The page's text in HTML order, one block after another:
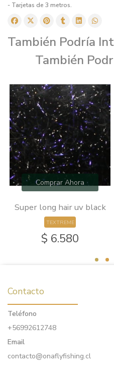
- Tarjetas de 3 metros.
También Podría
También
Comprar Ahora
Super long hair uv black
TEXTREME
$ 6.580
Contacto
Teléfono
+56992612748
Email
contacto@onaflyfishing.cl